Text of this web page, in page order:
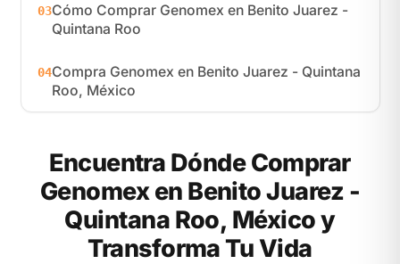
03Cómo Comprar Genomex en Benito Juarez -
Quintana Roo
04Compra Genomex en Benito Juarez - Quintana
Roo, México
Encuentra Dónde Comprar
Genomex en Benito Juarez -
Quintana Roo, México y
Transforma Tu Vida